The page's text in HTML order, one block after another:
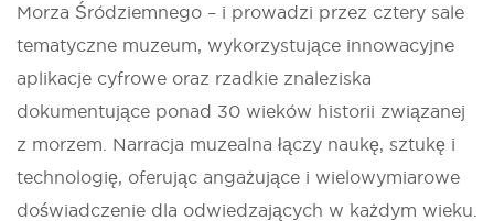
Morza Śródziemnego – i prowadzi przez cztery sale
tematyczne muzeum, wykorzystujące innowacyjne
aplikacje cyfrowe oraz rzadkie znaleziska
dokumentujące ponad 30 wieków historii związanej
z morzem. Narracja muzealna łączy naukę, sztukę i
technologię, oferując angażujące i wielowymiarowe
doświadczenie dla odwiedzających w każdym wieku.